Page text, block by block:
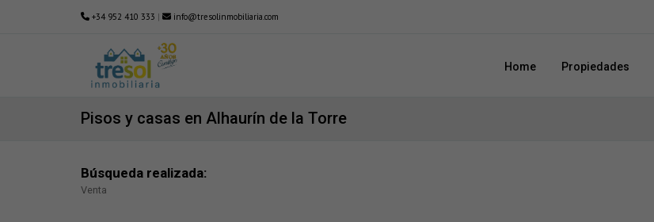
+34 952 410 333 | info@tresolinmobiliaria.com
Home Propiedades
Pisos y casas en Alhaurín de la Torre
Búsqueda realizada:
Venta